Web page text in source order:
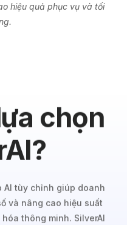
hiệu quả phục vụ và tối
chọn
AI tùy chỉnh giúp doanh
và nâng cao hiệu suất
thông minh. SilverAI